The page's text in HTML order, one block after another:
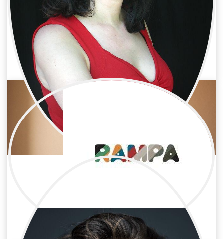
Aina Requena
Cine / Reparto
Coach actores
Cine / Reparto
Actriz